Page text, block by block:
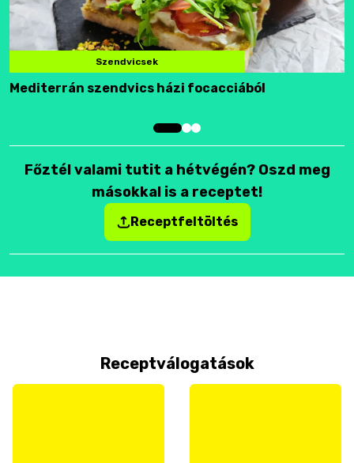
Szendvicsek
Mediterrán szendvics házi focacciából
Főztél valami tutit a hétvégén? Oszd meg
másokkal is a receptet!
Receptfeltöltés
Receptválogatások